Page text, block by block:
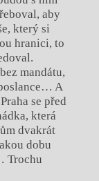
aby
který si
hranici, to
mandátu,
A
se před
která
dvakrát
dobu
Trochu